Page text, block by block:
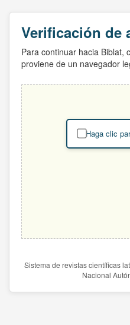
Verificación de
Para continuar hacia Biblat,
proviene de un navegador
Haga clic
Sistema de revistas científicas
Nacional